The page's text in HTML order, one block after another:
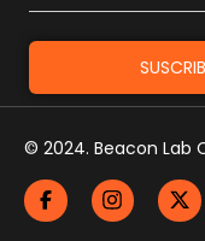
© 2024. Beacon Lab